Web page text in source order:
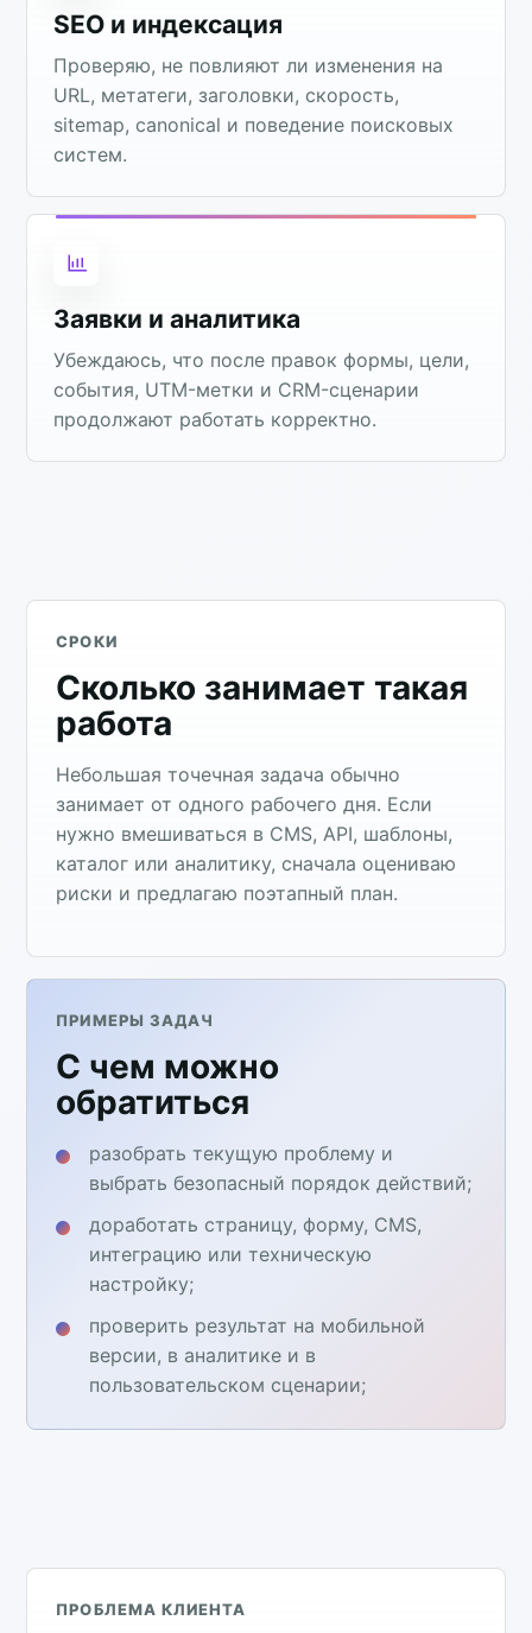
SEO и индексация
Проверяю, не повлияют ли изменения на
URL, метатеги, заголовки, скорость,
sitemap, canonical и поведение поисковых
систем.
Заявки и аналитика
Убеждаюсь, что после правок формы, цели,
события, UTM-метки и CRM-сценарии
продолжают работать корректно.
СРОКИ
Сколько занимает такая
работа
Небольшая точечная задача обычно
занимает от одного рабочего дня. Если
нужно вмешиваться в CMS, API, шаблоны,
каталог или аналитику, сначала оцениваю
риски и предлагаю поэтапный план.
ПРИМЕРЫ ЗАДАЧ
С чем можно
обратиться
разобрать текущую проблему и
выбрать безопасный порядок действий;
доработать страницу, форму, CMS,
интеграцию или техническую
настройку;
проверить результат на мобильной
версии, в аналитике и в
пользовательском сценарии;
ПРОБЛЕМА КЛИЕНТА